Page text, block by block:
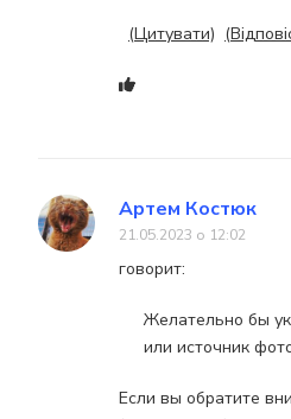
(Цитувати)
Артем Костюк
21.05.2023 о 12:02
говорит:
Желательно бы
или источник
Если вы обратите